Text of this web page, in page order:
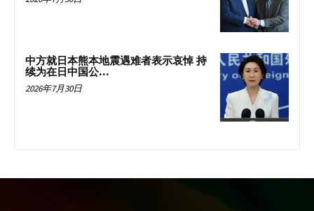
中方就日本熊本地震遇难者表示哀悼 持
续为在日中国公...
2026年7月30日